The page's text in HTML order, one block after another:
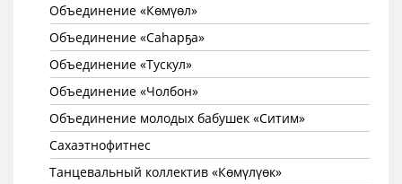
Объединение «Көмүөл»
Объединение «Саhарҕа»
Объединение «Тускул»
Объединение «Чолбон»
Объединение молодых бабушек «Ситим»
Сахаэтнофитнес
Танцевальный коллектив «Көмүлүөк»